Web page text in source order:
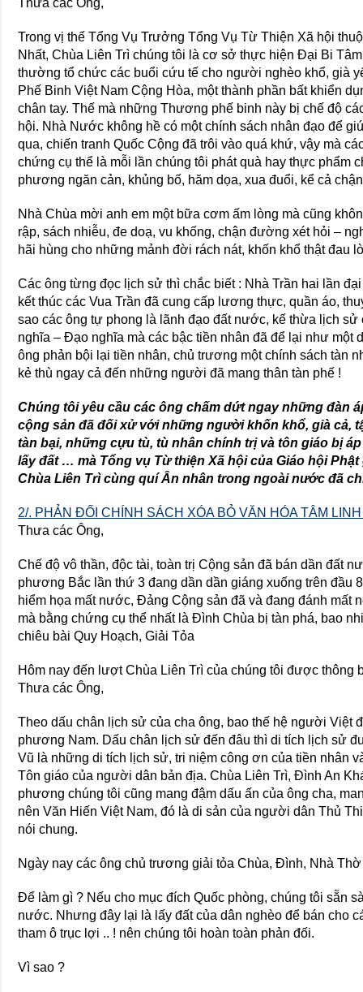
Trong vị thế Tổng Vụ Trưởng Tổng Vụ Từ Thiện Xã hội
Nhất, Chùa Liên Trì chúng tôi là cơ sở thực hiện Đại Bi
thường tổ chức các buổi cứu tế cho người nghèo khổ, già
Phế Binh Việt Nam Cộng Hòa, một thành phần bất khiển
chân tay. Thế mà những Thương phế binh này bị chế độ
hội. Nhà Nước không hề có một chính sách nhân đạo để
qua, chiến tranh Quốc Cộng đã trôi vào quá khứ, vậy mà
chứng cụ thể là mỗi lần chúng tôi phát quà hay thực phẩm
phương ngăn cản, khủng bố, hăm dọa, xua đuổi, kể cả
Nhà Chùa mời anh em một bữa cơm ấm lòng mà cũng
rập, sách nhiễu, đe doạ, vu khống, chận đường xét hỏi –
hãi hùng cho những mảnh đời rách nát, khốn khổ thật đau
Các ông từng đọc lịch sử thì chắc biết : Nhà Trần hai lần
kết thúc các Vua Trần đã cung cấp lương thực, quần áo,
sao các ông tự phong là lãnh đạo đất nước, kế thừa lịch
nghĩa – Đạo nghĩa mà các bậc tiền nhân đã để lại như một
ông phản bội lại tiền nhân, chủ trương một chính sách tàn
kẻ thù ngay cả đến những người đã mang thân tàn phế !
Chúng tôi yêu cầu các ông chấm dứt ngay những đàn
cộng sản đã đối xử với những người khốn khổ, già cả,
tàn bại, những cựu tù, tù nhân chính trị và tôn giáo bị
lấy đất … mà Tổng vụ Từ thiện Xã hội của Giáo hội
Chùa Liên Trì cùng quí Ân nhân trong ngoài nước đã
2/. PHẢN ĐỐI CHÍNH SÁCH XÓA BỎ VĂN HÓA TÂM
Thưa các Ông,
Chế độ vô thần, độc tài, toàn trị Cộng sản đã bán dần đất
phương Bắc lần thứ 3 đang dần dần giáng xuống trên đầu
hiểm họa mất nước, Đảng Cộng sản đã và đang đánh mất
mà bằng chứng cụ thể nhất là Đình Chùa bị tàn phá, bao
chiêu bài Quy Hoạch, Giải Tỏa
Hôm nay đến lượt Chùa Liên Trì của chúng tôi được thông
Thưa các Ông,
Theo dấu chân lịch sử của cha ông, bao thế hệ người Việt
phương Nam. Dấu chân lịch sử đến đâu thì di tích lịch sử
Vũ là những di tích lịch sử, tri niệm công ơn của tiền nhân
Tôn giáo của người dân bản địa. Chùa Liên Trì, Đình An
phương chúng tôi cũng mang đậm dấu ấn của ông cha,
nên Văn Hiến Việt Nam, đó là di sản của người dân Thủ
nói chung.
Ngày nay các ông chủ trương giải tỏa Chùa, Đình, Nhà
Để làm gì ? Nếu cho mục đích Quốc phòng, chúng tôi sẵn
nước. Nhưng đây lại là lấy đất của dân nghèo để bán cho
tham ô trục lợi .. ! nên chúng tôi hoàn toàn phản đối.
Vì sao ?